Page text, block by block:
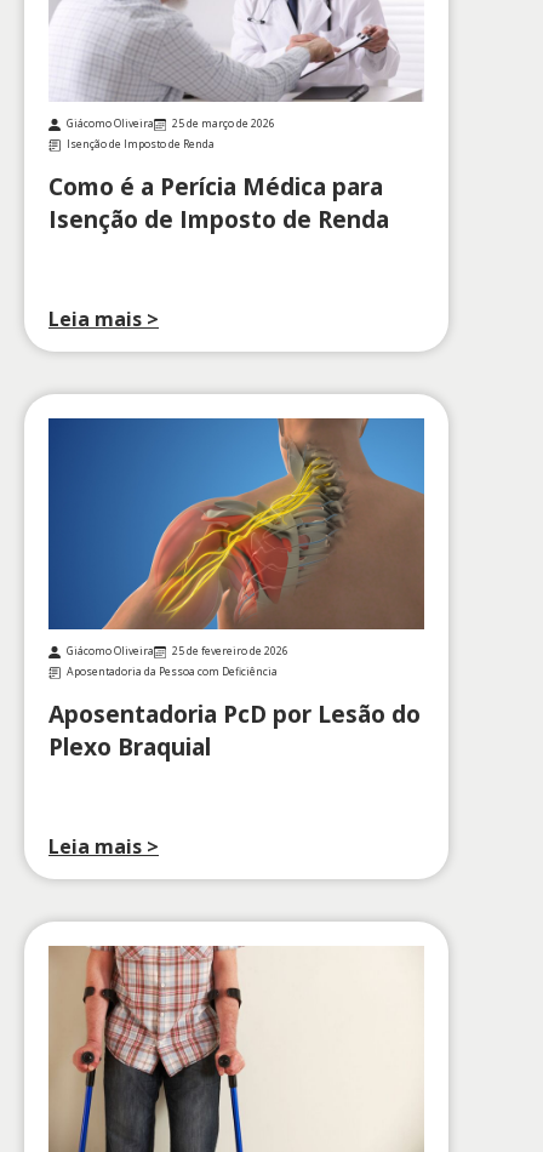
Giácomo Oliveira
25 de março de 2026
Isenção de Imposto de Renda
Como é a Perícia Médica para
Isenção de Imposto de Renda
Leia mais >
Giácomo Oliveira
25 de fevereiro de 2026
Aposentadoria da Pessoa com Deficiência
Aposentadoria PcD por Lesão do
Plexo Braquial
Leia mais >